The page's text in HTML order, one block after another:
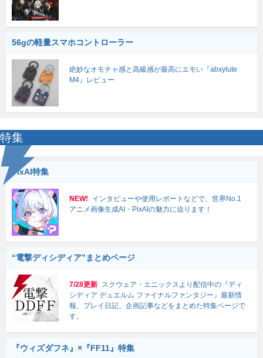
56gの軽量スマホコントローラー
絶妙なオモチャ感と高級感が最高にエモい『abxylute
M4』レビュー
特集
PixAI特集
NEW!
インタビューや使用レポートなどで、世界No.1
アニメ画像生成AI・PixAIの魅力に迫ります！
“電撃ディシディア”まとめページ
7/28更新
スクウェア・エニックスより配信中の『ディ
シディア デュエルム ファイナルファンタジー』最新情
報、プレイ日記、企画記事などをまとめた特集ページで
す。
『ウィズダフネ』×『FF11』特集